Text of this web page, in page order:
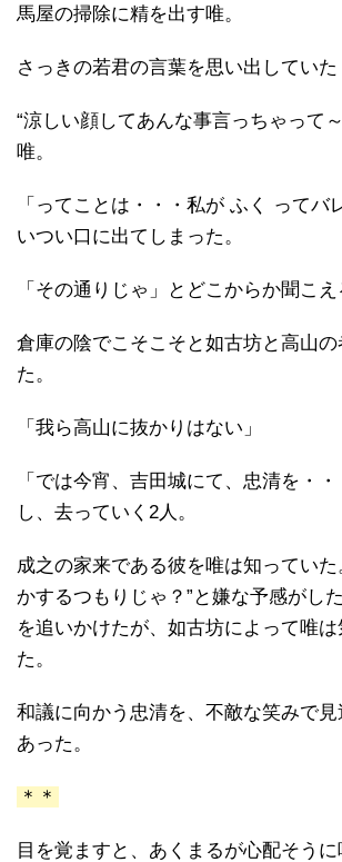
馬屋の掃除に精を出す唯。
さっきの若君の言葉を思い出していた
“涼しい顔してあんな事言っちゃって
唯。
「ってことは・・・私が ふく ってバ
いつい口に出てしまった。
「その通りじゃ」とどこからか聞こえ
倉庫の陰でこそこそと如古坊と高山
た。
「我ら高山に抜かりはない」
「では今宵、吉田城にて、忠清を・
し、去っていく2人。
成之の家来である彼を唯は知っていた
かするつもりじゃ？”と嫌な予感がし
を追いかけたが、如古坊によって唯
た。
和議に向かう忠清を、不敵な笑みで
あった。
＊＊
目を覚ますと、あくまるが心配そうに